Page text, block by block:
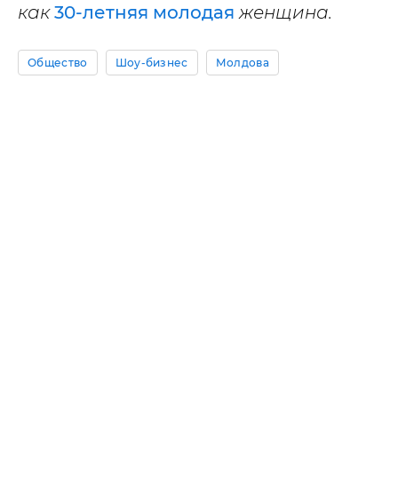
как30-летняя молодаяженщина.
Общество Шоу-бизнес Молдова